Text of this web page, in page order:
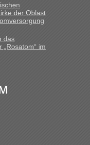
Re: Deklaration
Frau im Gepäck
Frau mit dabei ist.
immer unter
der Oblast
das
„Rosatom“ im